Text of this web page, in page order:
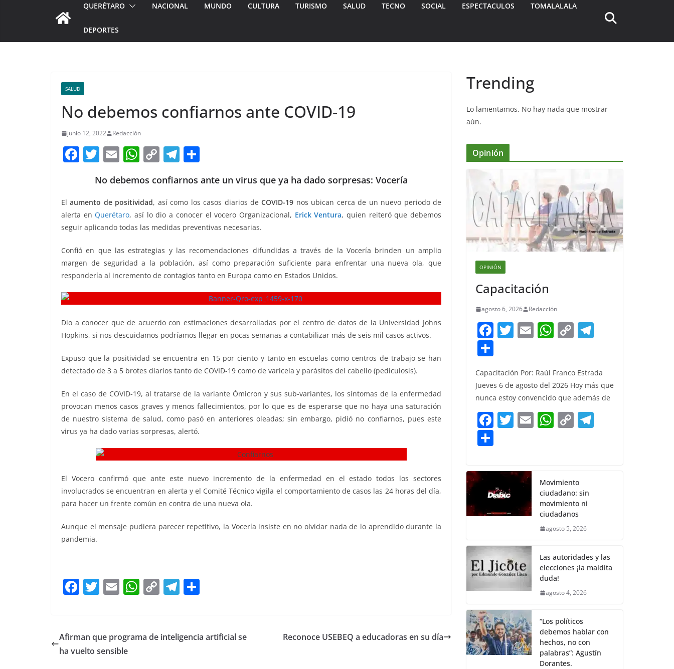
QUERÉTARO NACIONAL MUNDO CULTURA TURISMO SALUD TECNO SOCIAL ESPECTACULOS TOMALALALA
DEPORTES
SALUD
No debemos confiarnos ante COVID-19
junio 12, 2022 Redacción
F
e
b
o
o
k
T
itt
er
E
ai
l
W
at
s
A
p
p
C
p
y
Li
n
k
T
e
gr
a
m
ar
e
No debemos confiarnos ante un virus que ya ha dado sorpresas: Vocería
Elaumento de positividad, así como los casos diarios deCOVID-19 nos ubican cerca de un nuevo periodo de
alerta en Querétaro, así lo dio a conocer el vocero Organizacional, Erick Ventura, quien reiteró que debemos
seguir aplicando todas las medidas preventivas necesarias.
Confió en que las estrategias y las recomendaciones difundidas a través de la Vocería brinden un amplio
margen de seguridad a la población, así como preparación suficiente para enfrentar una nueva ola, que
respondería al incremento de contagios tanto en Europa como en Estados Unidos.
Dio a conocer que de acuerdo con estimaciones desarrolladas por el centro de datos de la Universidad Johns
Hopkins, si nos descuidamos podríamos llegar en pocas semanas a contabilizar más de seis mil casos activos.
Expuso que la positividad se encuentra en 15 por ciento y tanto en escuelas como centros de trabajo se han
detectado de 3 a 5 brotes diarios tanto de COVID-19 como de varicela y parásitos del cabello (pediculosis).
En el caso de COVID-19, al tratarse de la variante Ómicron y sus sub-variantes, los síntomas de la enfermedad
provocan menos casos graves y menos fallecimientos, por lo que es de esperarse que no haya una saturación
de nuestro sistema de salud, como pasó en anteriores oleadas; sin embargo, pidió no confiarnos, pues este
virus ya ha dado varias sorpresas, alertó.
El Vocero confirmó que ante este nuevo incremento de la enfermedad en el estado todos los sectores
involucrados se encuentran en alerta y el Comité Técnico vigila el comportamiento de casos las 24 horas del día,
para hacer un frente común en contra de una nueva ola.
Aunque el mensaje pudiera parecer repetitivo, la Vocería insiste en no olvidar nada de lo aprendido durante la
pandemia.
F
e
b
T
er
E
l
W
s
C
y
T
gr e
Afirman que programa de inteligencia artificial se
ha vuelto sensible
Reconoce USEBEQ a educadoras en su día
Trending
Lo lamentamos. No hay nada que mostrar
aún.
Opinión
OPINIÓN
Capacitación
agosto 6, 2026 Redacción
F
e
b
o
o
T
er
E
l
W
s
A
p
p
C
y
Li
n
k
gr
a
h
ar
e
Capacitación Por: Raúl Franco Estrada
Jueves 6 de agosto del 2026 Hoy más que
nunca estoy convencido que además de
F
e
b
o
o
T
er
E W
A
p
p
C
Li
n
k
ar
e
Movimiento
ciudadano: sin
movimiento ni
ciudadanos
agosto 5, 2026
Las autoridades y las
elecciones ¡la maldita
duda!
agosto 4, 2026
“Los políticos
debemos hablar con
hechos, no con
palabras”: Agustín
Dorantes.